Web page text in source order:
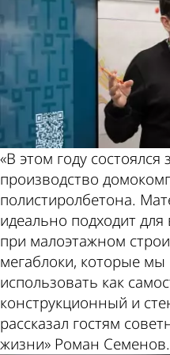
«В этом году состоялся
производство
полистиролбетона.
идеально подходит
при малоэтажном
мегаблоки, которые
использовать как
конструкционный и
рассказал гостям
жизни» Роман Семенов.